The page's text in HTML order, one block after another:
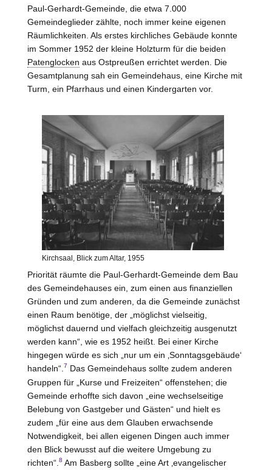
Paul-Gerhardt-Gemeinde, die etwa 7.000
Gemeindeglieder zählte, noch immer keine eigenen
Räumlichkeiten. Als erstes kirchliches Gebäude konnte
im Sommer 1952 der kleine Holzturm für die beiden
Patenglocken aus Ostpreußen errichtet werden. Die
Gesamtplanung sah ein Gemeindehaus, eine Kirche mit
Turm, ein Pfarrhaus und einen Kindergarten vor.
Kirchsaal, Blick zum Altar, 1955
Priorität räumte die Paul-Gerhardt-Gemeinde dem Bau
des Gemeindehauses ein, zum einen aus finanziellen
Gründen und zum anderen, da die Gemeinde zunächst
einen Raum benötige, der „möglichst vielseitig,
möglichst dauernd und vielfach gleichzeitig ausgenutzt
werden kann“, wie es 1952 heißt. Bei einer Kirche
hingegen würde es sich „nur um ein ‚Sonntagsgebäude‘
handeln“. 7 Das Gemeindehaus sollte zudem anderen
Gruppen für „Kurse und Freizeiten“ offenstehen; die
Gemeinde erhoffte sich davon „eine wechselseitige
Belebung von Gastgeber und Gästen“ und hielt es
zudem „für eine aus dem Glauben erwachsende
Notwendigkeit, bei allen eigenen Dingen auch immer
den Blick bewusst auf die weitere Umgebung zu
richten“. 8 Am Basberg sollte „eine Art ‚evangelischer